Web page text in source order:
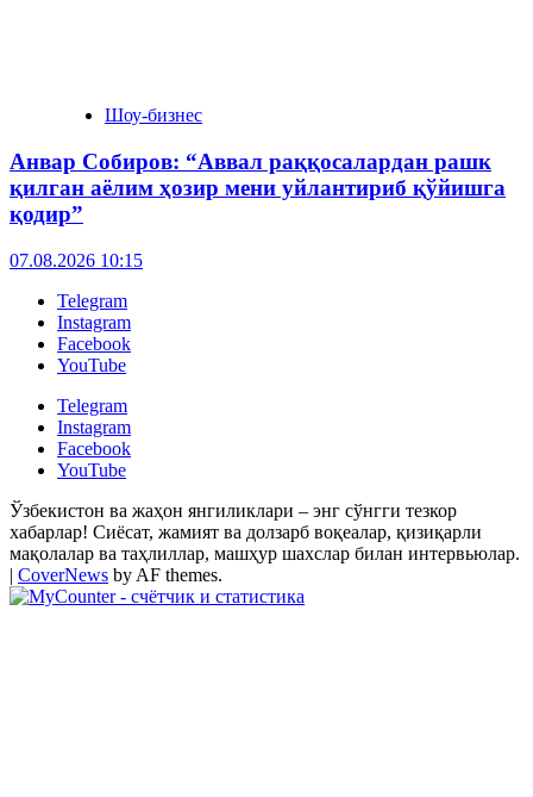
Шоу-бизнес
Анвар Собиров: “Аввал раққосалардан рашк
қилган аёлим ҳозир мени уйлантириб қўйишга
қодир”
07.08.2026 10:15
Telegram
Instagram
Facebook
YouTube
Telegram
Instagram
Facebook
YouTube
Ўзбекистон ва жаҳон янгиликлари – энг сўнгги тезкор
хабарлар! Сиёсат, жамият ва долзарб воқеалар, қизиқарли
мақолалар ва таҳлиллар, машҳур шахслар билан интервьюлар.
| CoverNews by AF themes.